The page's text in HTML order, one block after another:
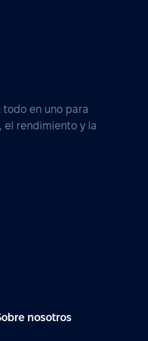
todo en uno para
el rendimiento y la
nosotros